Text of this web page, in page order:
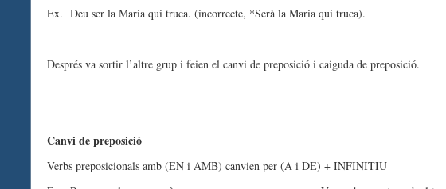
Ex. Deu ser la Maria qui truca. (incorrecte, *Serà la Maria qui truca).
Després va sortir l’altre grup i feien el canvi de preposició i caiguda de preposició.
Canvi de preposició
Verbs preposicionals amb (EN i AMB) canvien per (A i DE) + INFINITIU